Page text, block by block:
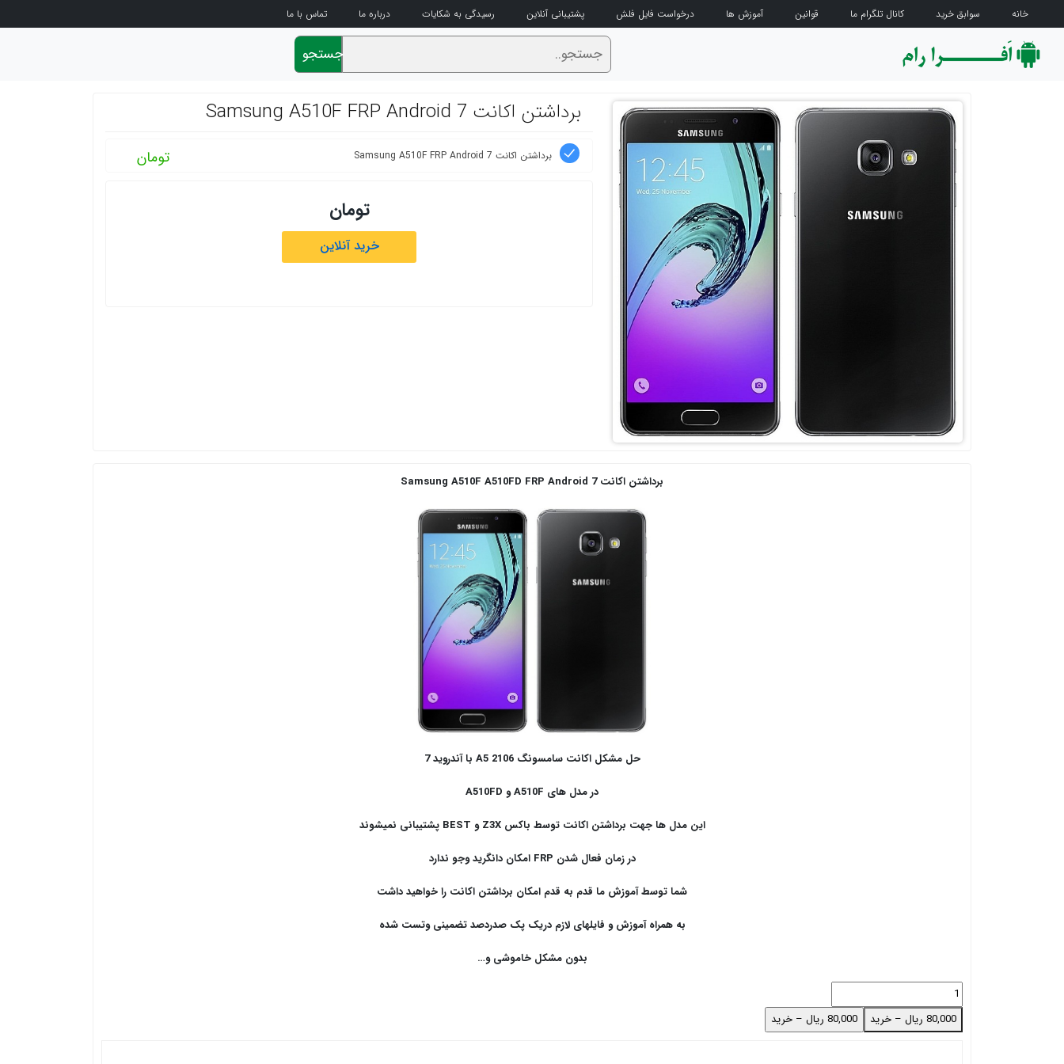
خانه سوابق خرید کانال تلگرام ما قوانین آموزش ها درخواست فایل فلش پشتیبانی آنلاین رسیدگی به شکایات درباره ما تماس با ما
جستجو
برداشتن اکانت Samsung A510F FRP Android 7
برداشتن اکانت Samsung A510F FRP Android 7 تومان
تومان
خرید آنلاین
برداشتن اکانتSamsung A510F A510FD FRP Android 7
حل مشکل اکانت سامسونگ A5 2106 با آندروید 7
در مدل های A510F و
A510FD
این مدل ها جهت برداشتن اکانت توسط باکس Z3X و BEST پشتیبانی نمیشوند
در زمان فعال شدن FRP امکان دانگرید وجو ندارد
شما توسط آموزش ما قدم به قدم امکان برداشتن اکانت را خواهید داشت
به همراه آموزش و فایلهای لازم دریک پک صدردصد تضمینی وتست شده
بدون مشکل خاموشی و…
80,000 ریال – خرید